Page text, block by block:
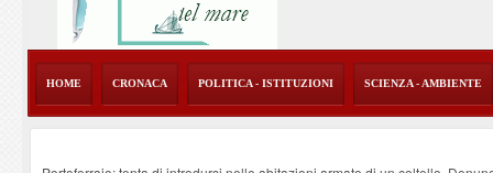
HOME CRONACA POLITICA - ISTITUZIONI SCIENZA - AMBIENTE